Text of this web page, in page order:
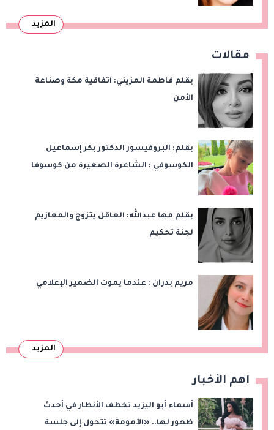
المزيد
مقالات
بقلم فاطمة المزيني: اتفاقية مكة وصناعة
الأمن
بقلم: البروفيسور الدكتور بكر إسماعيل
الكوسوفي : الشاعرة الصغيرة من كوسوفا
بقلم مها عبدالله: العاقل يتزوج والمعازيم
لجنة تحكيم
مريم بدران : عندما يموت الضمير الإعلامي
المزيد
اهم الأخبار
أسماء أبو اليزيد تخطف الأنظار في أحدث
ظهور لها.. «الأمومة» تتحول إلى جلسة